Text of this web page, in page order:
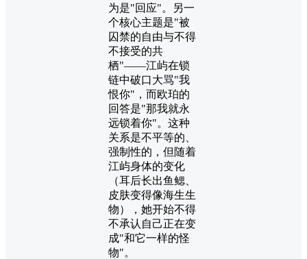
为是"回应"。另一
个核心主题是"被
囚禁的自由与不得
不接受的共
栖"——江屿在锁
链中破口大骂"我
恨你"，而欧珀的
回答是"那我就永
远锁着你"。这种
关系是不平等的、
强制性的，但随着
江屿身体的变化
（耳后长出鱼鳃、
皮肤变得像海生生
物），她开始不得
不承认自己正在变
成"和它一样的怪
物"。